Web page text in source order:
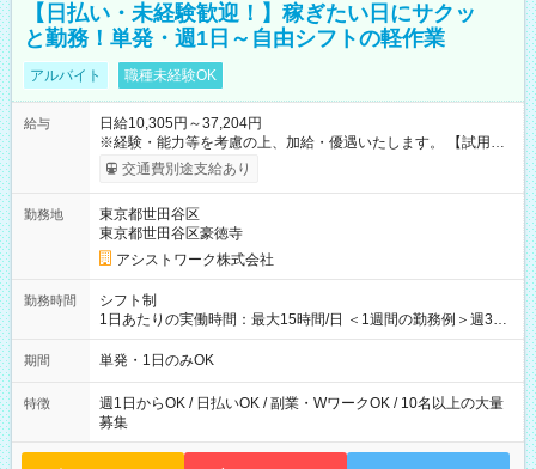
【日払い・未経験歓迎！】稼ぎたい日にサクッ
と勤務！単発・週1日～自由シフトの軽作業
アルバイト 職種未経験OK
給与
日給10,305円～37,204円
※経験・能力等を考慮の上、加給・優遇いたします。 【試用期
間】試用期間なし
交通費別途支給あり
勤務地
東京都世田谷区
東京都世田谷区豪徳寺
アシストワーク株式会社
勤務時間
シフト制
1日あたりの実働時間：最大15時間/日 ＜1週間の勤務例＞週3回
勤務 勤務：月・水・金 休み：火・木・土・日 好きな時にお仕事
可能です！ ※1日あたりの最大実働時間は日勤、夜勤共に勤務し
期間 単発・1日のみOK
特徴
週1日からOK / 日払いOK / 副業・WワークOK / 10名以上の大量
募集